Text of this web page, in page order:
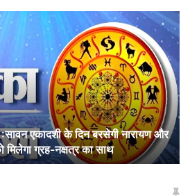
एकादशी के दिन बरसेगी नारायण और
मिलेगा ग्रह-नक्षत्र का साथ